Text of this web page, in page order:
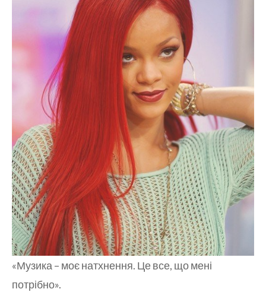
«Музика – моє натхнення. Це все, що мені
потрібно».